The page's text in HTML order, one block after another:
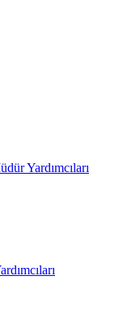
Yardımcıları